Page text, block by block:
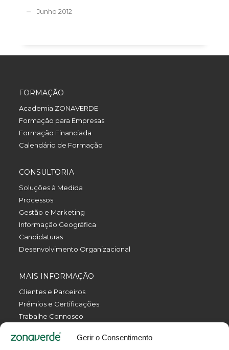
Gerir o Consentimento
Junho 2012
FORMAÇÃO
Academia ZONAVERDE
Formação para Empresas
Formação Financiada
Calendário de Formação
CONSULTORIA
Soluções à Medida
Processos
Gestão e Marketing
Informação Geográfica
Candidaturas
Desenvolvimento Organizacional
MAIS INFORMAÇÃO
Clientes e Parceiros
Prémios e Certificações
Trabalhe Connosco
Política da Qualidade